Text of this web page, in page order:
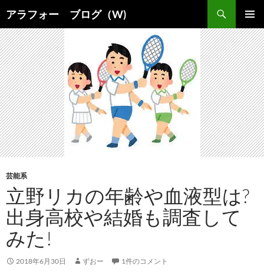
ン
テ
ン
ツ
へ
ス
キ
ッ
プ
アラフォー ブログ（W)
索
メインメ
ニュー
芸能系
立野リカの年齢や血液型は?
出身高校や結婚も調査して
みた!
2018年6月30日 ずおー 1件のコメント